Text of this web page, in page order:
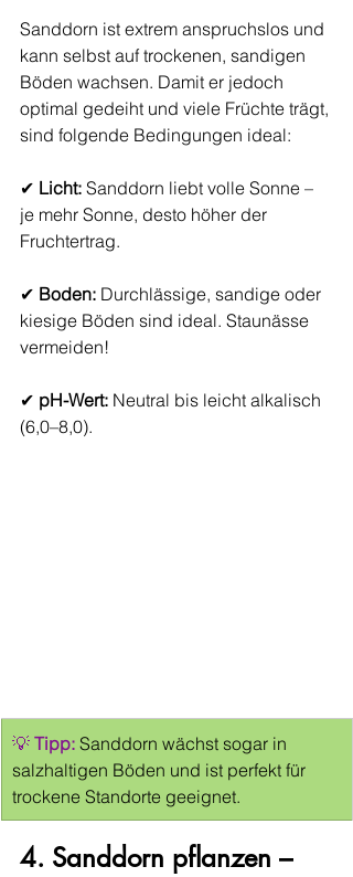
Sanddorn ist extrem anspruchslos und
kann selbst auf trockenen, sandigen
Böden wachsen. Damit er jedoch
optimal gedeiht und viele Früchte trägt,
sind folgende Bedingungen ideal:
✔ Licht: Sanddorn liebt volle Sonne –
je mehr Sonne, desto höher der
Fruchtertrag.
✔ Boden: Durchlässige, sandige oder
kiesige Böden sind ideal. Staunässe
vermeiden!
✔ pH-Wert: Neutral bis leicht alkalisch
(6,0–8,0).
💡 Tipp: Sanddorn wächst sogar in
salzhaltigen Böden und ist perfekt für
trockene Standorte geeignet.
4. Sanddorn pflanzen –